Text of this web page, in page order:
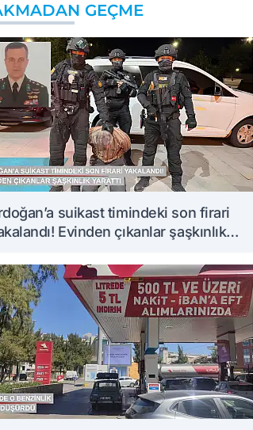
GEÇME
suikast timindeki son firari
Evinden çıkanlar şaşkınlık